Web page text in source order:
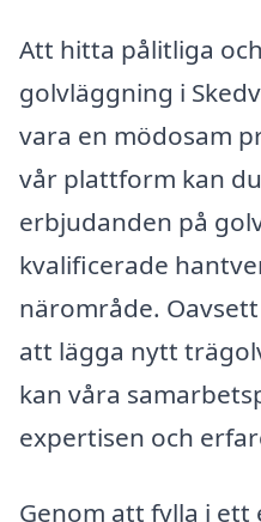
Att hitta pålitliga
golvläggning i
vara en mödosam
vår plattform kan
erbjudanden på
kvalificerade
närområde.
att lägga nytt
kan våra
expertisen och
Genom att fylla i